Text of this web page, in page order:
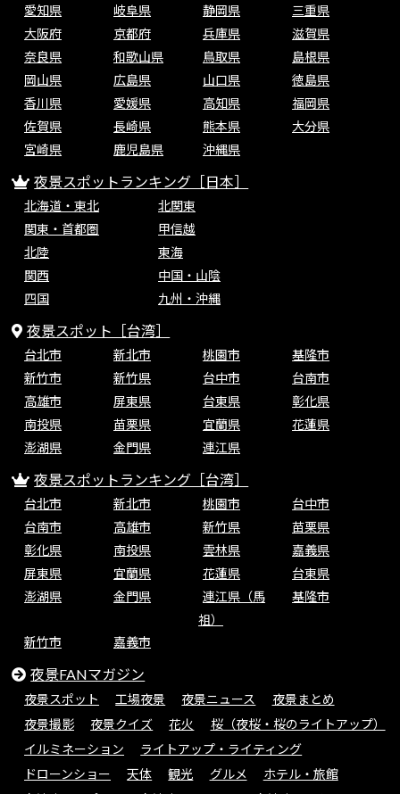
愛知県
岐阜県 静岡県
三重県
大阪府
京都府 兵庫県
滋賀県
奈良県
和歌山県 鳥取県
島根県
岡山県
広島県 山口県
徳島県
香川県
愛媛県 高知県
福岡県
佐賀県
長崎県 熊本県
大分県
宮崎県
鹿児島県 沖縄県
夜景スポットランキング［日本］
北海道・東北
北関東
関東・首都圏
甲信越
北陸
東海
関西
中国・山陰
四国
九州・沖縄
夜景スポット［台湾］
台北市 新北市 桃園市
基隆市
新竹市
新竹県 台中市
台南市
高雄市
屏東県 台東県
彰化県
南投県
苗栗県 宜蘭県
花蓮県
澎湖県
金門県 連江県
夜景スポットランキング［台湾］
台北市 新北市 桃園市
台中市
台南市
高雄市 新竹県
苗栗県
彰化県
南投県 雲林県
嘉義県
屏東県
宜蘭県 花蓮県
台東県
澎湖県
金門県
連江県（馬
祖）
基隆市
新竹市 嘉義市
夜景FANマガジン
夜景スポット 工場夜景 夜景ニュース
夜景まとめ
夜景撮影
夜景クイズ 花火
桜（夜桜・桜のライトアップ）
イルミネーション
ライトアップ・ライティング
ドローンショー
天体 観光 グルメ
ホテル・旅館